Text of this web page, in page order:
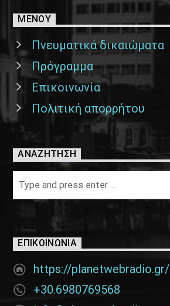
ΜΕΝΟΥ
Πνευματικά δικαιώματα
Πρόγραμμα
Επικοινωνία
Πολιτική απορρήτου
ΑΝΑΖΉΤΗΣΗ
ΕΠΙΚΟΙΝΩΝΊΑ
https://planetwebradio.gr/
+30.6980769568